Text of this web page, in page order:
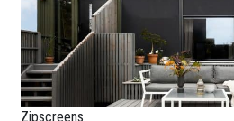
Zipscreens.